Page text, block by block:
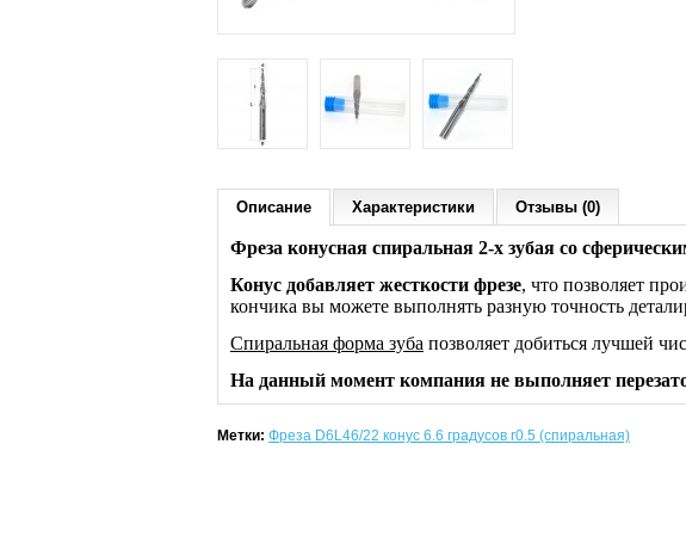
Описание Характеристики Отзывы (0)
Фреза конусная спиральная 2-х зубая со
Конус добавляет жесткости фрезе, что позволяет
кончика вы можете выполнять разную точность
Спиральная форма зуба позволяет добиться лучшей
На данный момент компания не выполняет
Метки: Фреза D6L46/22 конус 6.6 градусов r0.5 (спиральная)